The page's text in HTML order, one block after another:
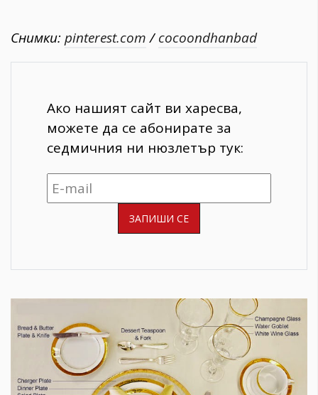
Снимки: pinterest.com/cocoondhanbad
Ако нашият сайт ви харесва,
можете да се абонирате за
седмичния ни нюзлетър тук: